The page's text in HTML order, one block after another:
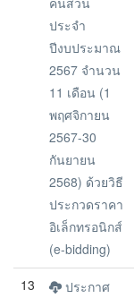
ประจำ
ปีงบประมาณ
2567 จำนวน
11 เดือน (1
พฤศจิกายน
2567-30
กันยายน
2568) ด้วยวิธี
ประกวดราคา
อิเล็กทรอนิกส์
(e-bidding)
13
ประกาศ